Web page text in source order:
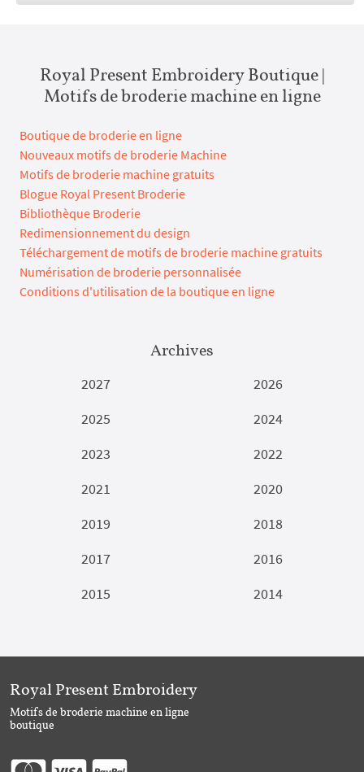
Royal Present Embroidery Boutique |
Motifs de broderie machine en ligne
Boutique de broderie en ligne
Nouveaux motifs de broderie Machine
Motifs de broderie machine gratuits
Blogue Royal Present Broderie
Bibliothèque Broderie
Redimensionnement du design
Téléchargement de motifs de broderie machine gratuits
Numérisation de broderie personnalisée
Conditions d'utilisation de la boutique en ligne
Archives
2027
2026
2025
2024
2023
2022
2021
2020
2019
2018
2017
2016
2015
2014
Royal Present Embroidery
Motifs de broderie machine en ligne
boutique